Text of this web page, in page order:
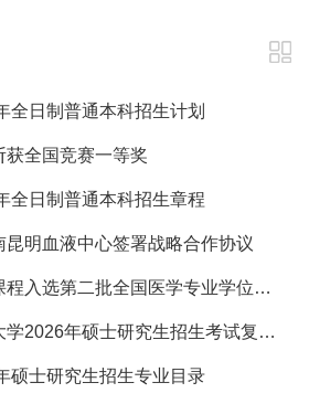
全日制普通本科招生计划
获全国竞赛一等奖
全日制普通本科招生章程
昆明血液中心签署战略合作协议
二批全国医学专业学位研究生在线示范课程
年硕士研究生招生考试复试录取工作办法
硕士研究生招生专业目录